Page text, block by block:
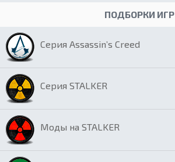
ПОДБОРКИ ИГР
Серия Assassin’s Creed
Серия STALKER
Моды на STALKER